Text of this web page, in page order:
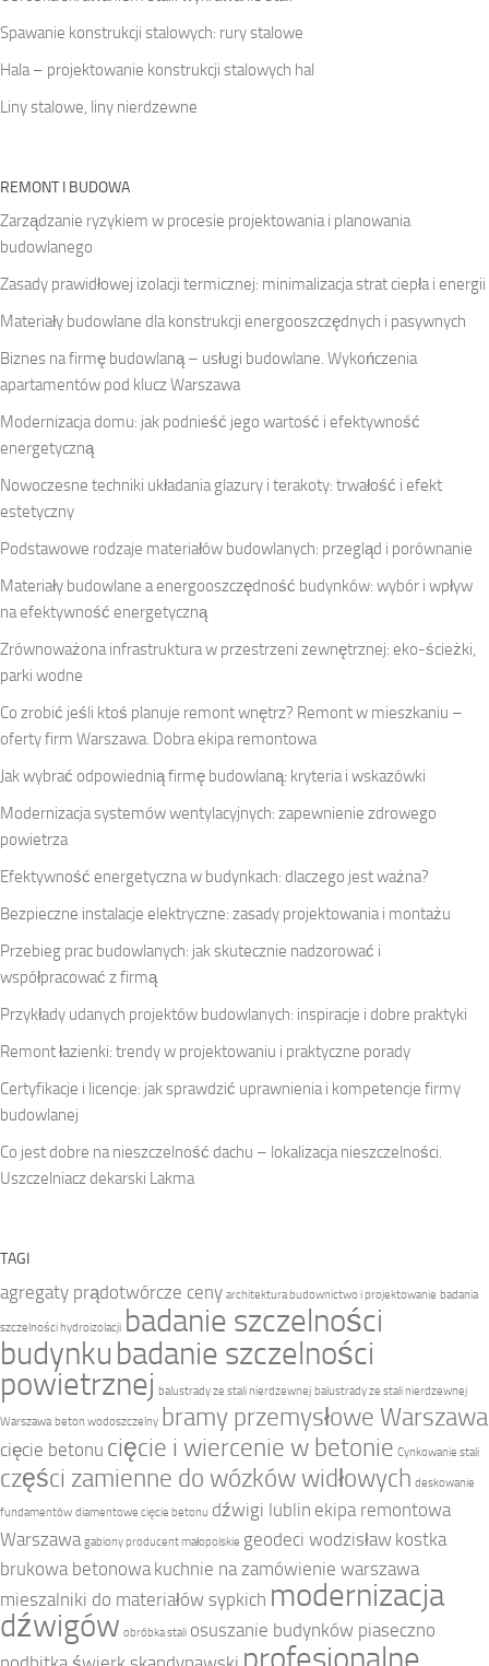
Spawanie konstrukcji stalowych: rury stalowe
Hala – projektowanie konstrukcji stalowych hal
Liny stalowe, liny nierdzewne
REMONT I BUDOWA
Zarządzanie ryzykiem w procesie projektowania i planowania
budowlanego
Zasady prawidłowej izolacji termicznej: minimalizacja strat ciepła i energii
Materiały budowlane dla konstrukcji energooszczędnych i pasywnych
Biznes na firmę budowlaną – usługi budowlane. Wykończenia
apartamentów pod klucz Warszawa
Modernizacja domu: jak podnieść jego wartość i efektywność
energetyczną
Nowoczesne techniki układania glazury i terakoty: trwałość i efekt
estetyczny
Podstawowe rodzaje materiałów budowlanych: przegląd i porównanie
Materiały budowlane a energooszczędność budynków: wybór i wpływ
na efektywność energetyczną
Zrównoważona infrastruktura w przestrzeni zewnętrznej: eko-ścieżki,
parki wodne
Co zrobić jeśli ktoś planuje remont wnętrz? Remont w mieszkaniu –
oferty firm Warszawa. Dobra ekipa remontowa
Jak wybrać odpowiednią firmę budowlaną: kryteria i wskazówki
Modernizacja systemów wentylacyjnych: zapewnienie zdrowego
powietrza
Efektywność energetyczna w budynkach: dlaczego jest ważna?
Bezpieczne instalacje elektryczne: zasady projektowania i montażu
Przebieg prac budowlanych: jak skutecznie nadzorować i
współpracować z firmą
Przykłady udanych projektów budowlanych: inspiracje i dobre praktyki
Remont łazienki: trendy w projektowaniu i praktyczne porady
Certyfikacje i licencje: jak sprawdzić uprawnienia i kompetencje firmy
budowlanej
Co jest dobre na nieszczelność dachu – lokalizacja nieszczelności.
Uszczelniacz dekarski Lakma
TAGI
agregaty prądotwórcze ceny architektura budownictwo i projektowanie badania
szczelności hydroizolacji badanie szczelności
budynku badanie szczelności
powietrznej balustrady ze stali nierdzewnej balustrady ze stali nierdzewnej
Warszawa beton wodoszczelny bramy przemysłowe Warszawa
cięcie betonu cięcie i wiercenie w betonie Cynkowanie stali
części zamienne do wózków widłowych deskowanie
fundamentów diamentowe cięcie betonu dźwigi lublin ekipa remontowa
Warszawa gabiony producent małopolskie geodeci wodzisław kostka
brukowa betonowa kuchnie na zamówienie warszawa
mieszalniki do materiałów sypkich modernizacja
dźwigów obróbka stali osuszanie budynków piaseczno